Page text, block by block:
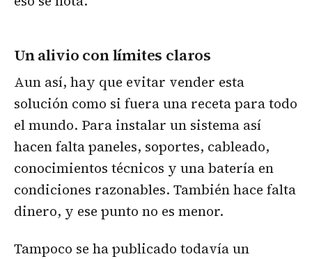
Un alivio con límites claros
Aun así, hay que evitar vender esta
solución como si fuera una receta para todo
el mundo. Para instalar un sistema así
hacen falta paneles, soportes, cableado,
conocimientos técnicos y una batería en
condiciones razonables. También hace falta
dinero, y ese punto no es menor.
Tampoco se ha publicado todavía un